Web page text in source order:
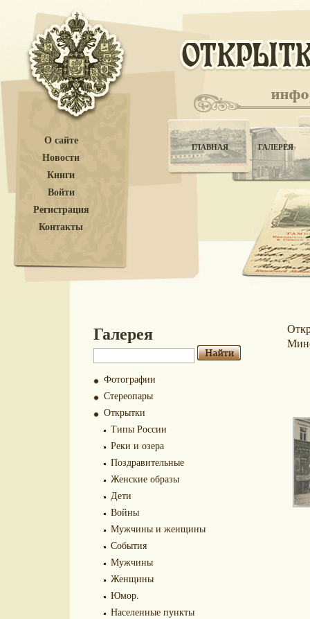
О сайте
Новости
Книги
Войти
Регистрация
Контакты
ГЛАВНАЯ ГАЛЕРЕЯ
Галерея
Фотографии
Стереопары
Открытки
Типы России
Реки и озера
Поздравительные
Женские образы
Дети
Войны
Мужчины и женщины
События
Мужчины
Женщины
Юмор.
Населенные пункты